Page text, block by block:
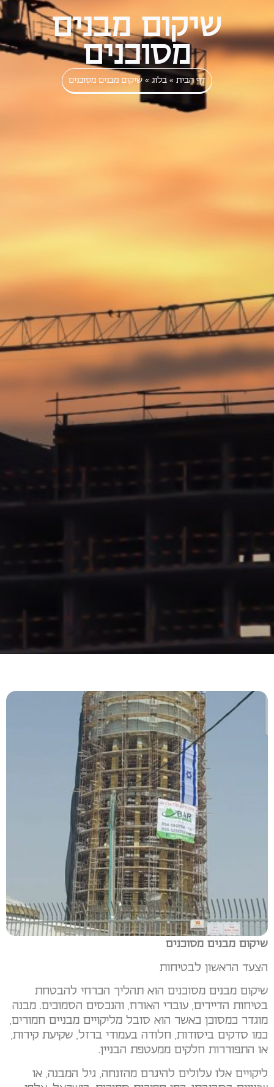
שיקום מבנים
מסוכנים
דף הבית » בלוג » שיקום מבנים מסוכנים
שיקום מבנים מסוכנים
הצעד הראשון לבטיחות
שיקום מבנים מסוכנים הוא תהליך הכרחי להבטחת
בטיחות הדיירים, עוברי האורח, והנכסים הסמוכים. מבנה
מוגדר כמסוכן כאשר הוא סובל מליקויים מבניים חמורים,
כמו סדקים ביסודות, חלודה בעמודי ברזל, שקיעת קירות,
או התפוררות חלקים ממעטפת הבניין.
ליקויים אלו עלולים להיגרם מהזנחה, גיל המבנה, או